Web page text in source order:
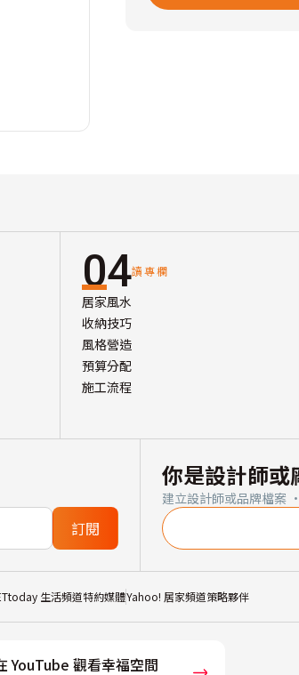
04讀專欄
居家風水
收納技巧
風格營造
預算分配
施工流程
訂閱
你是設計師或
建立設計師或品牌檔案
生活頻道特約媒體Yahoo! 居家頻道策略夥伴
YouTube 觀看幸福空間